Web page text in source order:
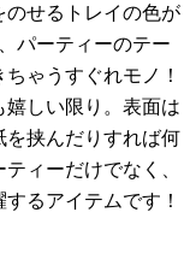
のせるトレイの色が
パーティーのテー
ゃうすぐれモノ！
嬉しい限り。表面は
を挟んだりすれば何
ィーだけでなく、
るアイテムです！